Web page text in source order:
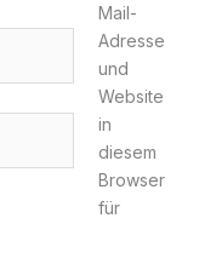
Mail-
Adresse
und
Website
in
diesem
Browser
für